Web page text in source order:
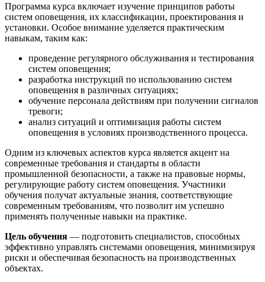
Программа курса включает изучение принципов работы
систем оповещения, их классификации, проектирования и
установки. Особое внимание уделяется практическим
навыкам, таким как:
проведение регулярного обслуживания и тестирования
систем оповещения;
разработка инструкций по использованию систем
оповещения в различных ситуациях;
обучение персонала действиям при получении сигналов
тревоги;
анализ ситуаций и оптимизация работы систем
оповещения в условиях производственного процесса.
Одним из ключевых аспектов курса является акцент на
современные требования и стандарты в области
промышленной безопасности, а также на правовые нормы,
регулирующие работу систем оповещения. Участники
обучения получат актуальные знания, соответствующие
современным требованиям, что позволит им успешно
применять полученные навыки на практике.
Цель обучения — подготовить специалистов, способных
эффективно управлять системами оповещения, минимизируя
риски и обеспечивая безопасность на производственных
объектах.